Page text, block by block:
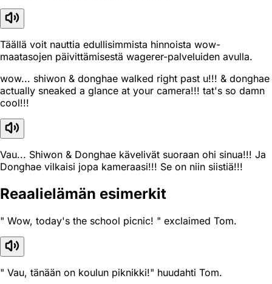
Täällä voit nauttia edullisimmista hinnoista wow-
maatasojen päivittämisestä wagerer-palveluiden avulla.
wow... shiwon & donghae walked right past u!!! & donghae
actually sneaked a glance at your camera!!! tat's so damn
cool!!!
Vau... Shiwon & Donghae kävelivät suoraan ohi sinua!!! Ja
Donghae vilkaisi jopa kameraasi!!! Se on niin siistiä!!!
Reaali­elämän esimerkit
" Wow, today's the school picnic! " exclaimed Tom.
" Vau, tänään on koulun piknikki!" huudahti Tom.